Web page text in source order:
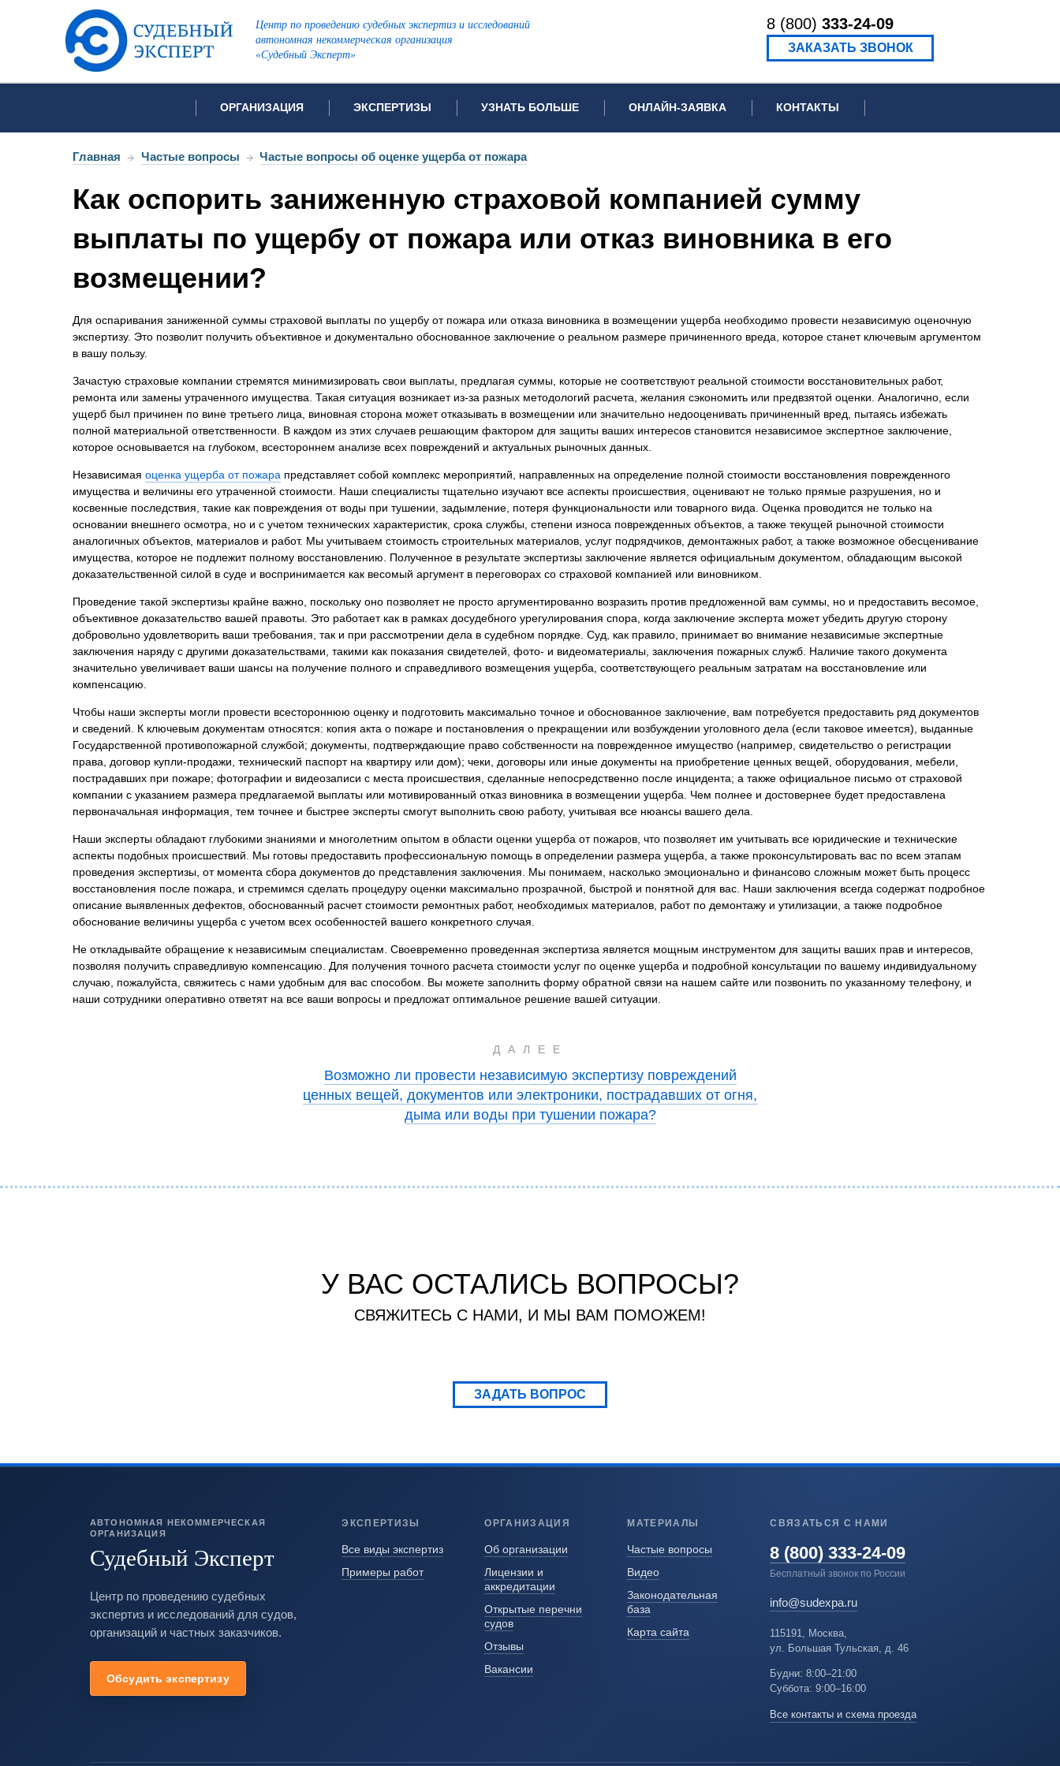
Центр по проведению судебных экспертиз и исследований
автономная некоммерческая организация
«Судебный Эксперт»
8 (800) 333-24-09
ЗАКАЗАТЬ ЗВОНОК
ОРГАНИЗАЦИЯ
Об организации
Открытые перечни судов
Для СМИ
Вакансии
ЭКСПЕРТИЗЫ
Список всех видов проводимых экспертиз
Видеотехническая экспертиза
Генетическая экспертиза
Оценочная экспертиза
Патентоведческая экспертиза
Пожарно-техническая экспертиза
Почерковедческая экспертиза
Рецензия на экспертное заключение
Строительная экспертиза
Фоноскопическая экспертиза
Химическая экспертиза
Экономическая экспертиза
Экспертиза давности создания документа
УЗНАТЬ БОЛЬШЕ
Примеры выполненных экспертиз
Частые вопросы
ОНЛАЙН-ЗАЯВКА
Заявка на проведение рецензии
КОНТАКТЫ
Главная → Частые вопросы → Частые вопросы об оценке ущерба от пожара
Как оспорить заниженную страховой компанией сумму
выплаты по ущербу от пожара или отказ виновника в его
возмещении?
Для оспаривания заниженной суммы страховой выплаты по ущербу от пожара или отказа виновника в возмещении ущерба необходимо провести независимую оценочную
экспертизу. Это позволит получить объективное и документально обоснованное заключение о реальном размере причиненного вреда, которое станет ключевым аргументом
в вашу пользу.
Зачастую страховые компании стремятся минимизировать свои выплаты, предлагая суммы, которые не соответствуют реальной стоимости восстановительных работ,
ремонта или замены утраченного имущества. Такая ситуация возникает из-за разных методологий расчета, желания сэкономить или предвзятой оценки. Аналогично, если
ущерб был причинен по вине третьего лица, виновная сторона может отказывать в возмещении или значительно недооценивать причиненный вред, пытаясь избежать
полной материальной ответственности. В каждом из этих случаев решающим фактором для защиты ваших интересов становится независимое экспертное заключение,
которое основывается на глубоком, всестороннем анализе всех повреждений и актуальных рыночных данных.
Независимая оценка ущерба от пожара представляет собой комплекс мероприятий, направленных на определение полной стоимости восстановления поврежденного
имущества и величины его утраченной стоимости. Наши специалисты тщательно изучают все аспекты происшествия, оценивают не только прямые разрушения, но и
косвенные последствия, такие как повреждения от воды при тушении, задымление, потеря функциональности или товарного вида. Оценка проводится не только на
основании внешнего осмотра, но и с учетом технических характеристик, срока службы, степени износа поврежденных объектов, а также текущей рыночной стоимости
аналогичных объектов, материалов и работ. Мы учитываем стоимость строительных материалов, услуг подрядчиков, демонтажных работ, а также возможное обесценивание
имущества, которое не подлежит полному восстановлению. Полученное в результате экспертизы заключение является официальным документом, обладающим высокой
доказательственной силой в суде и воспринимается как весомый аргумент в переговорах со страховой компанией или виновником.
Проведение такой экспертизы крайне важно, поскольку оно позволяет не просто аргументированно возразить против предложенной вам суммы, но и предоставить весомое,
объективное доказательство вашей правоты. Это работает как в рамках досудебного урегулирования спора, когда заключение эксперта может убедить другую сторону
добровольно удовлетворить ваши требования, так и при рассмотрении дела в судебном порядке. Суд, как правило, принимает во внимание независимые экспертные
заключения наряду с другими доказательствами, такими как показания свидетелей, фото- и видеоматериалы, заключения пожарных служб. Наличие такого документа
значительно увеличивает ваши шансы на получение полного и справедливого возмещения ущерба, соответствующего реальным затратам на восстановление или
компенсацию.
Чтобы наши эксперты могли провести всестороннюю оценку и подготовить максимально точное и обоснованное заключение, вам потребуется предоставить ряд документов
и сведений. К ключевым документам относятся: копия акта о пожаре и постановления о прекращении или возбуждении уголовного дела (если таковое имеется), выданные
Государственной противопожарной службой; документы, подтверждающие право собственности на поврежденное имущество (например, свидетельство о регистрации
права, договор купли-продажи, технический паспорт на квартиру или дом); чеки, договоры или иные документы на приобретение ценных вещей, оборудования, мебели,
пострадавших при пожаре; фотографии и видеозаписи с места происшествия, сделанные непосредственно после инцидента; а также официальное письмо от страховой
компании с указанием размера предлагаемой выплаты или мотивированный отказ виновника в возмещении ущерба. Чем полнее и достовернее будет предоставлена
первоначальная информация, тем точнее и быстрее эксперты смогут выполнить свою работу, учитывая все нюансы вашего дела.
Наши эксперты обладают глубокими знаниями и многолетним опытом в области оценки ущерба от пожаров, что позволяет им учитывать все юридические и технические
аспекты подобных происшествий. Мы готовы предоставить профессиональную помощь в определении размера ущерба, а также проконсультировать вас по всем этапам
проведения экспертизы, от момента сбора документов до представления заключения. Мы понимаем, насколько эмоционально и финансово сложным может быть процесс
восстановления после пожара, и стремимся сделать процедуру оценки максимально прозрачной, быстрой и понятной для вас. Наши заключения всегда содержат подробное
описание выявленных дефектов, обоснованный расчет стоимости ремонтных работ, необходимых материалов, работ по демонтажу и утилизации, а также подробное
обоснование величины ущерба с учетом всех особенностей вашего конкретного случая.
Не откладывайте обращение к независимым специалистам. Своевременно проведенная экспертиза является мощным инструментом для защиты ваших прав и интересов,
позволяя получить справедливую компенсацию. Для получения точного расчета стоимости услуг по оценке ущерба и подробной консультации по вашему индивидуальному
случаю, пожалуйста, свяжитесь с нами удобным для вас способом. Вы можете заполнить форму обратной связи на нашем сайте или позвонить по указанному телефону, и
наши сотрудники оперативно ответят на все ваши вопросы и предложат оптимальное решение вашей ситуации.
ДАЛЕЕ
Возможно ли провести независимую экспертизу повреждений
ценных вещей, документов или электроники, пострадавших от огня,
дыма или воды при тушении пожара?
У ВАС ОСТАЛИСЬ ВОПРОСЫ?
СВЯЖИТЕСЬ С НАМИ, И МЫ ВАМ ПОМОЖЕМ!
ЗАДАТЬ ВОПРОС
АВТОНОМНАЯ НЕКОММЕРЧЕСКАЯ
ОРГАНИЗАЦИЯ
Судебный Эксперт
Центр по проведению судебных
экспертиз и исследований для судов,
организаций и частных заказчиков.
Обсудить экспертизу
ЭКСПЕРТИЗЫ
Все виды экспертиз
Примеры работ
ОРГАНИЗАЦИЯ
Об организации
Лицензии и
аккредитации
Открытые перечни
судов
Отзывы
Вакансии
МАТЕРИАЛЫ
Частые вопросы
Видео
Законодательная
база
Карта сайта
СВЯЗАТЬСЯ С НАМИ
8 (800) 333-24-09
Бесплатный звонок по России
info@sudexpa.ru
115191, Москва,
ул. Большая Тульская, д. 46
Будни: 8:00–21:00
Суббота: 9:00–16:00
Все контакты и схема проезда